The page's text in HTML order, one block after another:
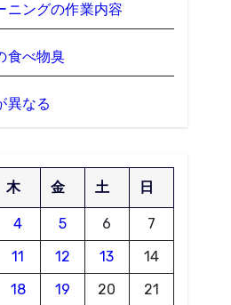
ニングの作業内容
食べ物臭
異なる
木 金 土 日
4 5 6
7
11 12 13
14
18 19 20
21